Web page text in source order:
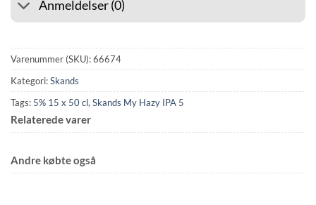
Anmeldelser (0)
Varenummer (SKU):66674
Kategori:Skands
Tags: 5% 15 x 50 cl,Skands My Hazy IPA 5
Relaterede varer
Andre købte også